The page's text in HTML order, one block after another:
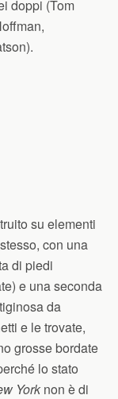
doppi (Tom
su elementi
con una
di piedi
e una seconda
da
e le trovate,
grosse bordate
lo stato
York non è di